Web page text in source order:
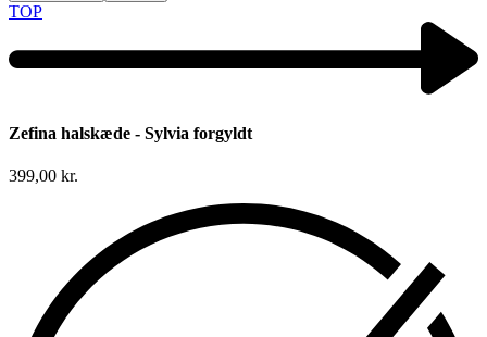
TOP
Zefina halskæde - Sylvia forgyldt
399,00 kr.